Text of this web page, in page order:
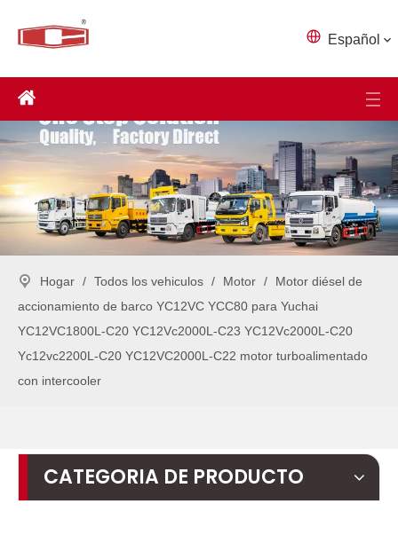
Español
Hogar / Todos los vehiculos / Motor /
Motor diésel de
accionamiento de barco YC12VC YCC80 para Yuchai
YC12VC1800L-C20 YC12Vc2000L-C23 YC12Vc2000L-C20
Yc12vc2200L-C20 YC12VC2000L-C22 motor turboalimentado
con intercooler
CATEGORIA DE PRODUCTO